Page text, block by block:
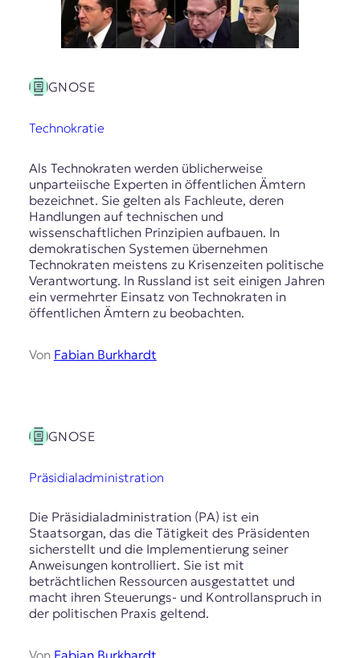
GNOSE
Technokratie
Als Technokraten werden üblicherweise
unparteiische Experten in öffentlichen Ämtern
bezeichnet. Sie gelten als Fachleute, deren
Handlungen auf technischen und
wissenschaftlichen Prinzipien aufbauen. In
demokratischen Systemen übernehmen
Technokraten meistens zu Krisenzeiten politische
Verantwortung. In Russland ist seit einigen Jahren
ein vermehrter Einsatz von Technokraten in
öffentlichen Ämtern zu beobachten.
Von Fabian Burkhardt
GNOSE
Präsidialadministration
Die Präsidialadministration (PA) ist ein
Staatsorgan, das die Tätigkeit des Präsidenten
sicherstellt und die Implementierung seiner
Anweisungen kontrolliert. Sie ist mit
beträchtlichen Ressourcen ausgestattet und
macht ihren Steuerungs- und Kontrollanspruch in
der politischen Praxis geltend.